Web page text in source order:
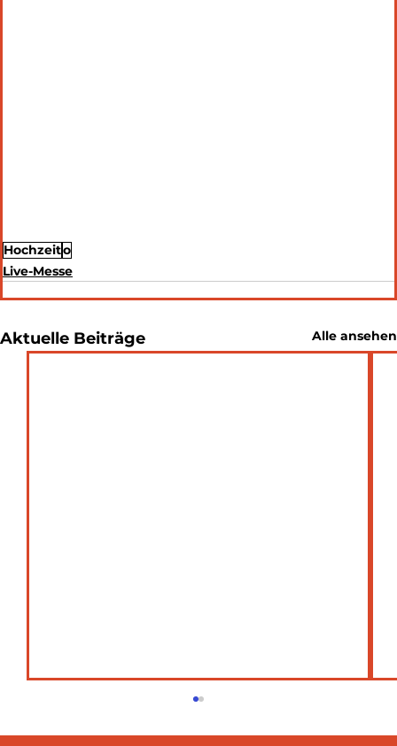
Hochzeito
Live-Messe
Aktuelle Beiträge Alle ansehen